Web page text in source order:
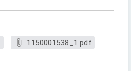
1150001538_1.pdf